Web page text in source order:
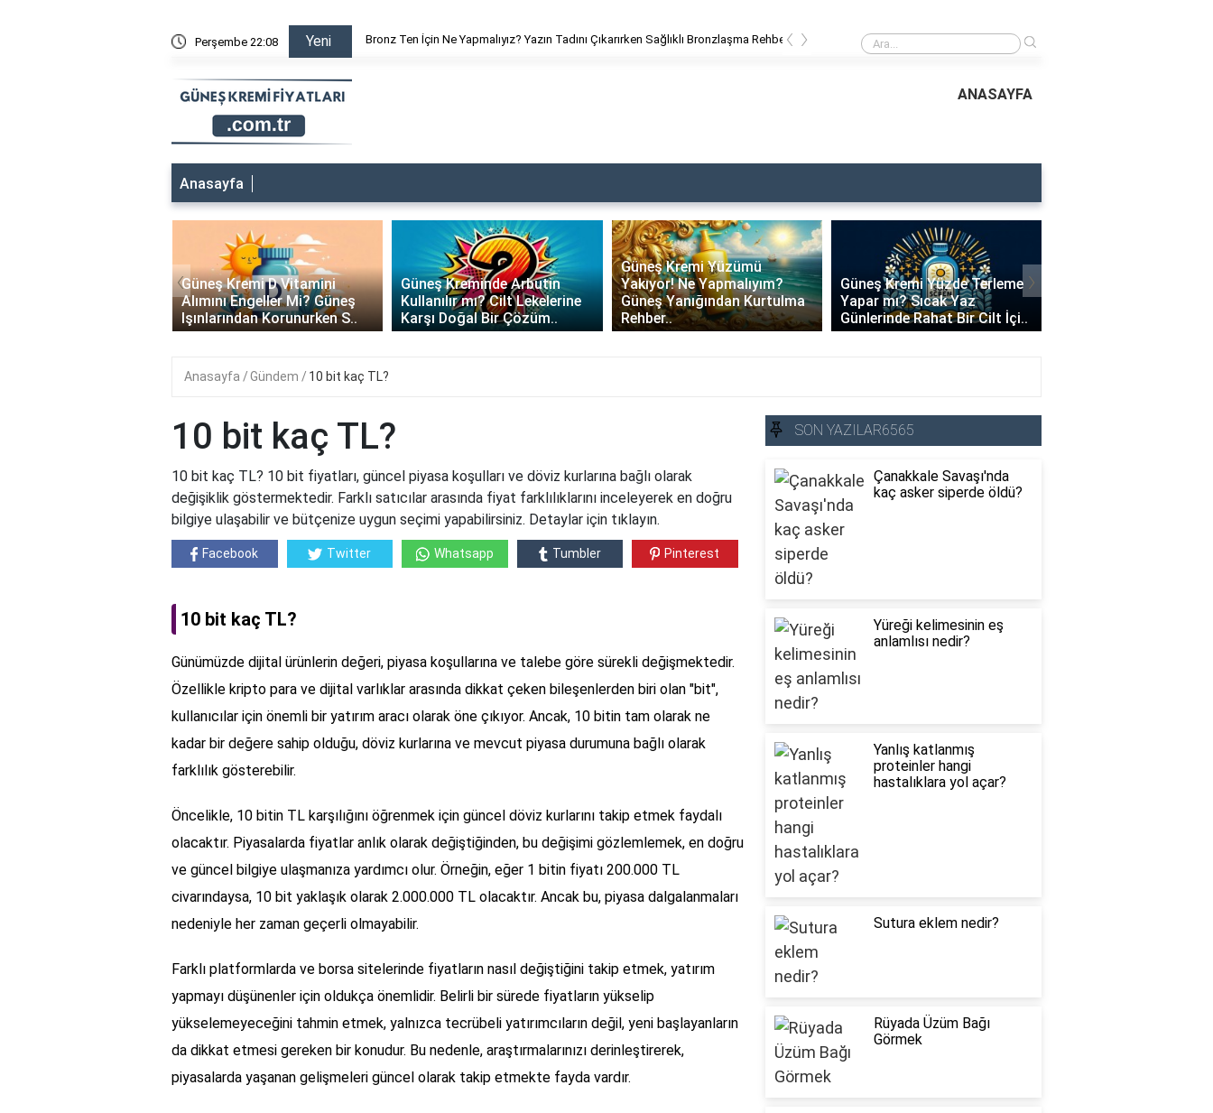
Perşembe 22:08 Yeni
Kremi Yağlı mı? Cilt Tipinize En Uygun Bioderma Ürününü K Bronz Ten İçin Ne Yapmalıyız? Yazın Tadını Çıkarırken Sağlıklı Bronzlaşma Rehberi Ayçiçek Yağı Bronzlaştırır mı? Doğal Bronzluk İçin Doğru Bilgiler
‹ ›
ANASAYFA
Anasayfa
Güneş Kremi D Vitamini
Alımını Engeller Mi? Güneş
Işınlarından Korunurken S..
Güneş Kreminde Arbutin
Kullanılır mı? Cilt Lekelerine
Karşı Doğal Bir Çözüm..
Güneş Kremi Yüzümü
Yakıyor! Ne Yapmalıyım?
Güneş Yanığından Kurtulma
Rehber..
Güneş Kremi Yüzde Terleme
Yapar mı? Sıcak Yaz
Günlerinde Rahat Bir Cilt İçi..
‹ ›
Anasayfa Gündem 10 bit kaç TL?
10 bit kaç TL?
10 bit kaç TL? 10 bit fiyatları, güncel piyasa koşulları ve döviz kurlarına bağlı olarak
değişiklik göstermektedir. Farklı satıcılar arasında fiyat farklılıklarını inceleyerek en doğru
bilgiye ulaşabilir ve bütçenize uygun seçimi yapabilirsiniz. Detaylar için tıklayın.
Facebook Twitter Whatsapp Tumbler Pinterest
10 bit kaç TL?
Günümüzde dijital ürünlerin değeri, piyasa koşullarına ve talebe göre sürekli değişmektedir.
Özellikle kripto para ve dijital varlıklar arasında dikkat çeken bileşenlerden biri olan "bit",
kullanıcılar için önemli bir yatırım aracı olarak öne çıkıyor. Ancak, 10 bitin tam olarak ne
kadar bir değere sahip olduğu, döviz kurlarına ve mevcut piyasa durumuna bağlı olarak
farklılık gösterebilir.
Öncelikle, 10 bitin TL karşılığını öğrenmek için güncel döviz kurlarını takip etmek faydalı
olacaktır. Piyasalarda fiyatlar anlık olarak değiştiğinden, bu değişimi gözlemlemek, en doğru
ve güncel bilgiye ulaşmanıza yardımcı olur. Örneğin, eğer 1 bitin fiyatı 200.000 TL
civarındaysa, 10 bit yaklaşık olarak 2.000.000 TL olacaktır. Ancak bu, piyasa dalgalanmaları
nedeniyle her zaman geçerli olmayabilir.
Farklı platformlarda ve borsa sitelerinde fiyatların nasıl değiştiğini takip etmek, yatırım
yapmayı düşünenler için oldukça önemlidir. Belirli bir sürede fiyatların yükselip
yükselemeyeceğini tahmin etmek, yalnızca tecrübeli yatırımcıların değil, yeni başlayanların
da dikkat etmesi gereken bir konudur. Bu nedenle, araştırmalarınızı derinleştirerek,
piyasalarda yaşanan gelişmeleri güncel olarak takip etmekte fayda vardır.
SON YAZILAR6565
Çanakkale Savaşı'nda
kaç asker siperde öldü?
Yüreği kelimesinin eş
anlamlısı nedir?
Yanlış katlanmış
proteinler hangi
hastalıklara yol açar?
Sutura eklem nedir?
Rüyada Üzüm Bağı
Görmek